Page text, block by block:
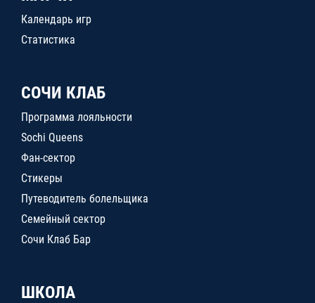
Календарь игр
Статистика
СОЧИ КЛАБ
Программа лояльности
Sochi Queens
Фан-сектор
Стикеры
Путеводитель болельщика
Семейный сектор
Сочи Клаб Бар
ШКОЛА